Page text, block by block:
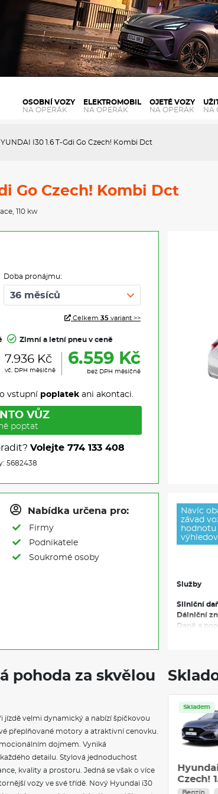
OSOBNÍ VOZY
NA OPERÁK
ELEKTROMOBIL
NA OPERÁK
OJETÉ VOZY
NA OPERÁK
NA
I30 1.6 T-Gdi Go Czech! Kombi Dct
Go Czech! Kombi Dct
, 110 kw
Doba pronájmu:
Celkem 35 variant >>
Zimní a letní pneu v ceně
7.936 Kč
vč. DPH měsíčně
6.559 Kč
bez DPH měsíčně
vstupní poplatekani akontaci.
VŮZ
poptat
Volejte 774 133 408
5682438
Nabídka určena pro:
Firmy
Podnikatele
Soukromé osoby
Jak funguje NaOperak.cz?
Navíc
závad
hodnotu
Služby
Silniční
Dálniční
Daně a
Krytí škod
Pojištění
Pojištění
Poplatek
Výbava
Obvykle
Textilní
pohoda za skvělou
jízdě velmi dynamický a nabízí špičkovou
přeplňované motory a atraktivní cenovku.
dojmem. Vyniká
detailu. Stylová jednoduchost
kvality a prostoru. Jedná se však o více
vozy ve své třídě. Nový Hyundai i30
Bonus
I30 26 KOMBI
1,0 T-GDI MT GO
Benzín Manuál
Skladem
Czech!
110 kW
Benzín